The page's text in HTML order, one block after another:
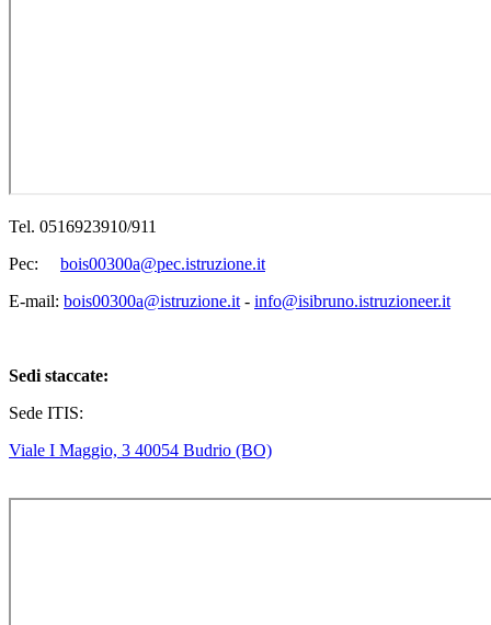
Tel. 0516923910/911
Pec: bois00300a@pec.istruzione.it
E-mail: bois00300a@istruzione.it - info@isibruno.istruzioneer.it
Sedi staccate:
Sede ITIS:
Viale I Maggio, 3 40054 Budrio (BO)